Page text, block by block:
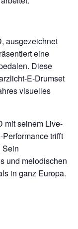
ausgezeichnet
eine
Diese
E-Drumset
visuelles
mit seinem Live-
trifft
Sein
und melodischen
in ganz Europa.